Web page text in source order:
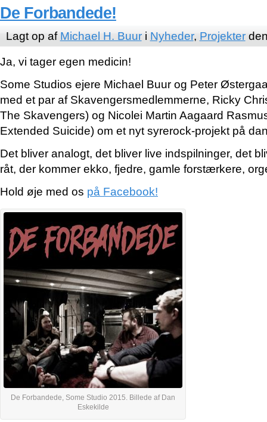
De Forbandede!
Lagt op af Michael H. Buuri Nyheder, Projekter
Ja, vi tager egen medicin!
Some Studios ejere Michael Buur og Peter
med et par af Skavengersmedlemmerne, Ricky
The Skavengers) og Nicolei Martin Aagaard
Extended Suicide) om et nyt syrerock-projekt på
Det bliver analogt, det bliver live indspilninger, det
råt, der kommer ekko, fjedre, gamle forstærkere,
Hold øje med os på Facebook!
De Forbandede, Some Studio 2015. Billede af Dan
Eskekilde